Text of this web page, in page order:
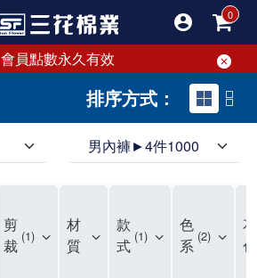
會員點數永久有效
排序方式：
男內褲►4件1000
剪
裁 1
材
質
款
式 1
色
系 2
花
色